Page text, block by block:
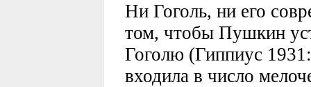
Ни Гоголь, ни его
том, чтобы Пушкин
Гоголю (Гиппиус
входила в число